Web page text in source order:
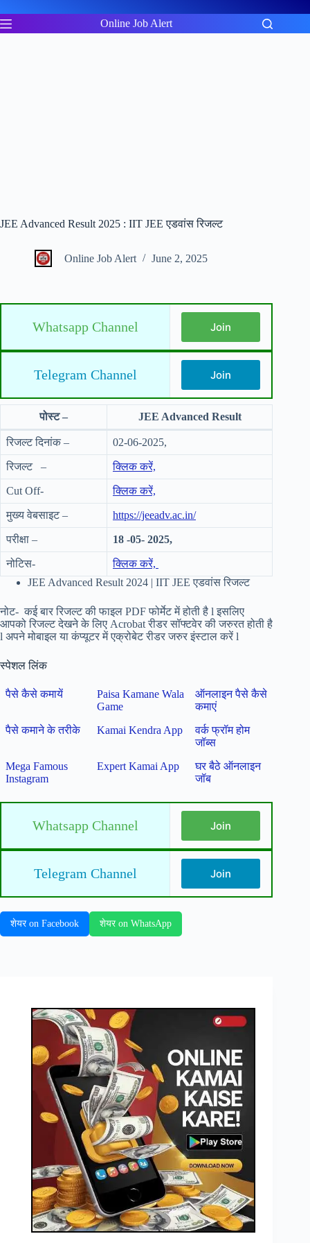
to
content
Online Job Alert
JEE Advanced Result 2025 : IIT JEE एडवांस रिजल्ट
Online Job Alert June 2, 2025
Whatsapp Channel Join
Telegram Channel Join
पोस्ट – JEE Advanced Result
रिजल्ट दिनांक – 02-06-2025,
रिजल्ट – क्लिक करें,
Cut Off- क्लिक करें,
मुख्य वेबसाइट – https://jeeadv.ac.in/
परीक्षा – 18 -05- 2025,
नोटिस-
क्लिक करें,
JEE Advanced Result 2024 | IIT JEE एडवांस रिजल्ट
नोट- कई बार रिजल्ट की फाइल PDF फोर्मेट में होती है l इसलिए
आपको रिजल्ट देखने के लिए Acrobat रीडरसॉफ्टवेर की जरुरत होती है
l अपने मोबाइल या कंप्यूटर में एक्रोबेट रीडर जरुर इंस्टाल करें l
स्पेशल लिंक
पैसे कैसे कमायें
Paisa Kamane Wala
Game
ऑनलाइन पैसे कैसे
कमाएं
पैसे कमाने के तरीके
Kamai Kendra App
वर्क फ्रॉम होम
जॉब्स
Mega Famous
Instagram
Expert Kamai App
घर बैठे ऑनलाइन
जॉब
Whatsapp Channel Join
Telegram Channel Join
शेयर on Facebook शेयर on WhatsApp